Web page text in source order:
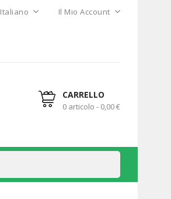
Italiano Il Mio Account
CARRELLO
0 articolo - 0,00 €